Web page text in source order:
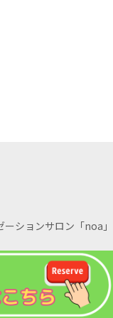
ションサロン「noa